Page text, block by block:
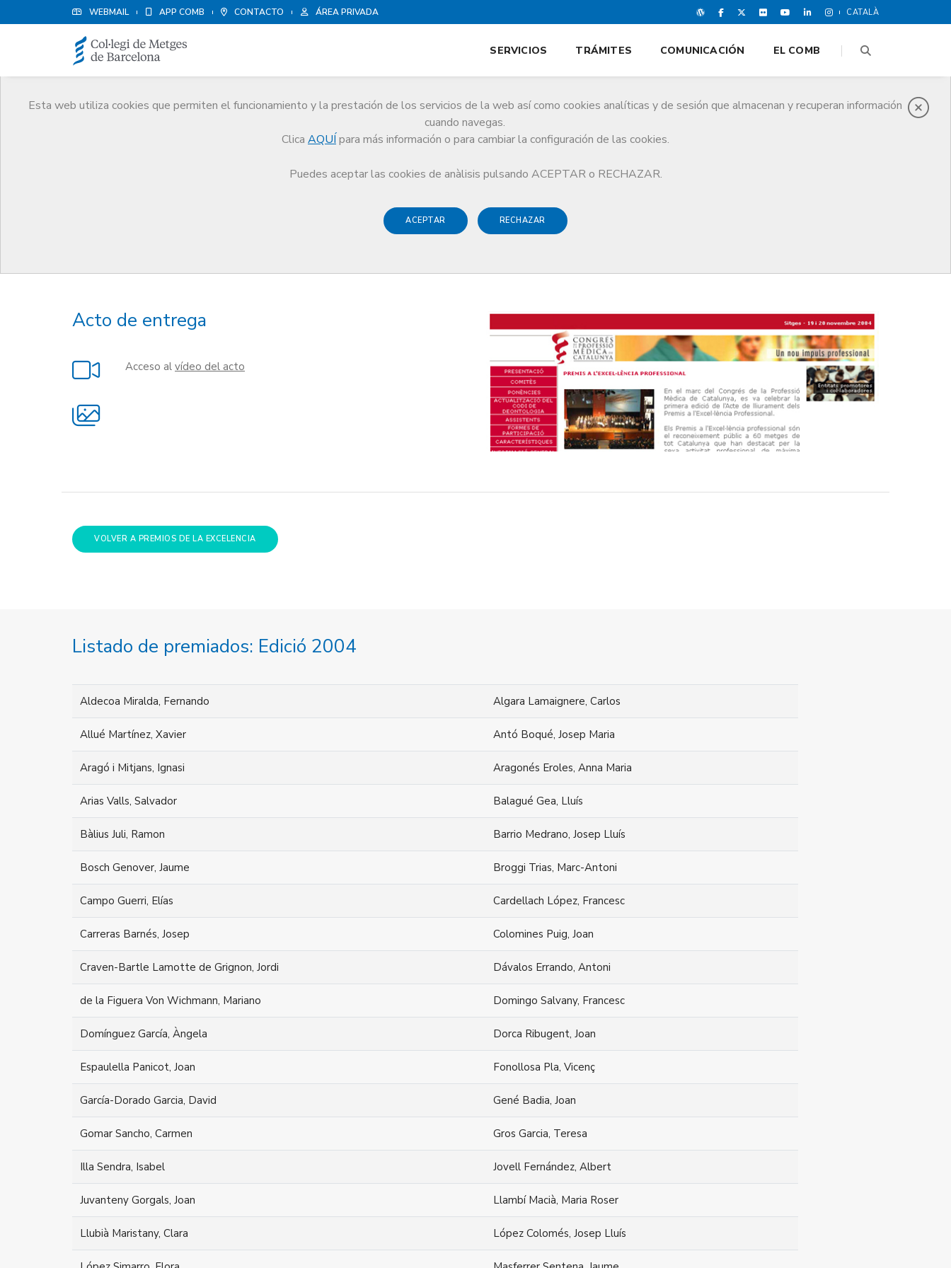
WEBMAIL APP COMB CONTACTO ÁREA PRIVADA CATALÀ
Esta web utiliza cookies que permiten el funcionamiento y la prestación de los servicios de la web así como cookies analíticas y de sesión que almacenan y recuperan información
cuando navegas.
Clica AQUÍ para más información o para cambiar la configuración de las cookies.
Puedes aceptar las cookies de anàlisis pulsando ACEPTAR o RECHAZAR.
ACEPTAR RECHAZAR
SERVICIOS TRÁMITES COMUNICACIÓN EL COMB
Premios Edició 2004
Acto de entrega
Acceso al vídeo del acto
VOLVER A PREMIOS DE LA EXCELENCIA
Listado de premiados: Edició 2004
Aldecoa Miralda, Fernando Algara Lamaignere, Carlos
Allué Martínez, Xavier Antó Boqué, Josep Maria
Aragó i Mitjans, Ignasi Aragonés Eroles, Anna Maria
Arias Valls, Salvador Balagué Gea, Lluís
Bàlius Juli, Ramon Barrio Medrano, Josep Lluís
Bosch Genover, Jaume Broggi Trias, Marc-Antoni
Campo Guerri, Elías Cardellach López, Francesc
Carreras Barnés, Josep Colomines Puig, Joan
Craven-Bartle Lamotte de Grignon, Jordi Dávalos Errando, Antoni
de la Figuera Von Wichmann, Mariano Domingo Salvany, Francesc
Domínguez García, Àngela Dorca Ribugent, Joan
Espaulella Panicot, Joan Fonollosa Pla, Vicenç
García-Dorado Garcia, David Gené Badia, Joan
Gomar Sancho, Carmen Gros Garcia, Teresa
Illa Sendra, Isabel Jovell Fernández, Albert
Juvanteny Gorgals, Joan Llambí Macià, Maria Roser
Llubià Maristany, Clara López Colomés, Josep Lluís